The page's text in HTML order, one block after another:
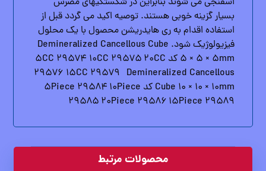
بسیار گزینه خوبی هستند. توصیه اکید می گردد قبل از
استفاده اقدام به ری هایدریشن محصول با یک محلول
فیزیولوژیک شود. Demineralized Cancellous Cube
۵ × ۵ × ۵mm کد ۵CC ۲۹۵۷۴ ۱۰CC ۲۹۵۷۵ ۲۰CC
۲۹۵۷۶ ۱۵CC ۲۹۵۷۹ Demineralized Cancellous
Cube ۱۰ × ۱۰ × ۱۰mm کد ۵Piece ۲۹۵۸۴ ۱۰Piece
۲۹۵۸۵ ۲۰Piece ۲۹۵۸۶ ۱۵Piece ۲۹۵۸۹
محصولات مرتبط